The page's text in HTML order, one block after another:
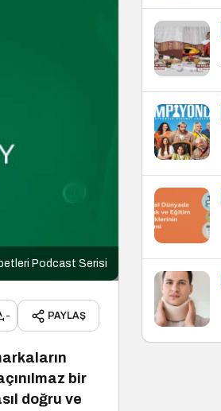
Podcast Serisi
- PAYLAŞ
bir
doğru ve